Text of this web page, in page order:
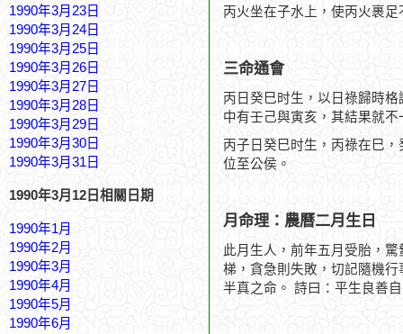
1990年3月23日
1990年3月24日
1990年3月25日
1990年3月26日
1990年3月27日
1990年3月28日
1990年3月29日
1990年3月30日
1990年3月31日
1990年3月12日相關日期
1990年1月
1990年2月
1990年3月
1990年4月
1990年5月
1990年6月
丙火坐在子水上，使丙火裹
三命通會
丙日癸巳时生，以日祿歸時
中有壬己與寅亥，其結果就
丙子日癸巳时生，丙祿在巳
位至公侯。
月命理：農曆二月生日
此月生人，前年五月受胎，
梯，貪急則失敗，切記隨機
半真之命。 詩曰：平生良善